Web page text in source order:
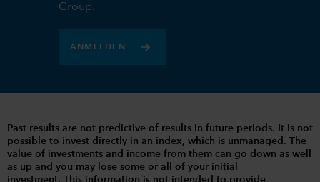
Group.
ANMELDEN
Past results are not predictive of results in future periods. It is not
possible to invest directly in an index, which is unmanaged. The
value of investments and income from them can go down as well
as up and you may lose some or all of your initial